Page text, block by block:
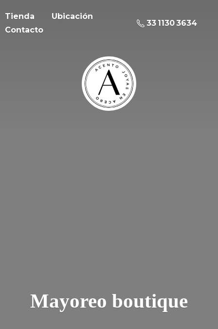
Tienda
Ubicación
Contacto
33 1130 3634
Mayoreo boutique